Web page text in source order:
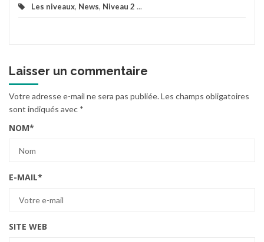
Les niveaux, News, Niveau 2 ...
Laisser un commentaire
Votre adresse e-mail ne sera pas publiée.Les champs obligatoires
sont indiqués avec *
NOM*
E-MAIL*
SITE WEB